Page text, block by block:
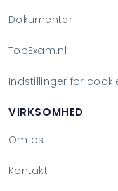
Dokumenter
TopExam.nl
Indstillinger for
VIRKSOMHED
Om os
Kontakt